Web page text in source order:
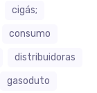
cigás;
consumo
distribuidoras
gasoduto